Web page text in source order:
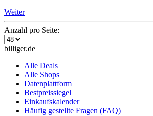
Weiter
Anzahl pro Seite:
billiger.de
Alle Deals
Alle Shops
Datenplattform
Bestpreissiegel
Einkaufskalender
Häufig gestellte Fragen (FAQ)